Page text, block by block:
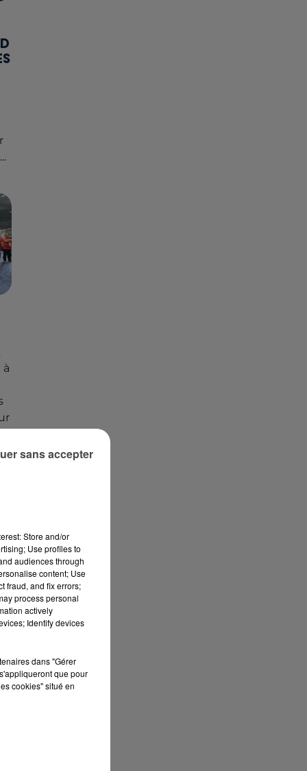
Store and/or
Use profiles to
audiences through
content; Use
fraud, and fix errors;
process personal
actively
Identify devices
dans "Gérer
que pour
cookies" situé en
sans accepter